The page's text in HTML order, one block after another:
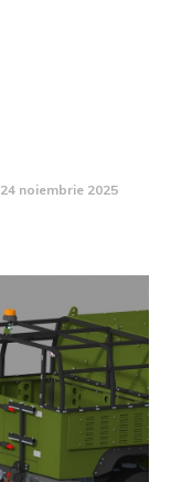
24 noiembrie 2025